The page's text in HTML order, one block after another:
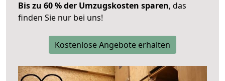
Bis zu 60 % der Umzugskosten sparen, das
finden Sie nur bei uns!
Kostenlose Angebote erhalten